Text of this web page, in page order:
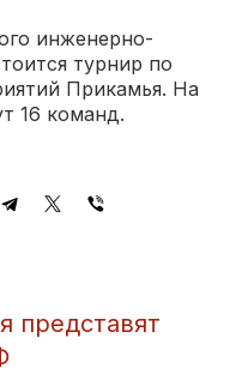
инженерно-
турнир по
Прикамья. На
16 команд.
представят